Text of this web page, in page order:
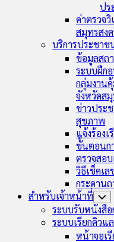
ปร
ค่าตรวจ
สมุทรสง
บริการประชาช
ข้อมูลสถ
ระบบฝึก
กลุ่มงาน
จังหวัดส
ข่าวประ
สุขภาพ
แจ้งร้อง
ขั้นตอนก
ตรวจสอ
วิธีเช็คเ
กระดาน
สำหรับเจ้าหน้าที่
ระบบรับหนังสือ
ระบบเรียกคิวแ
หน้าจอเรี